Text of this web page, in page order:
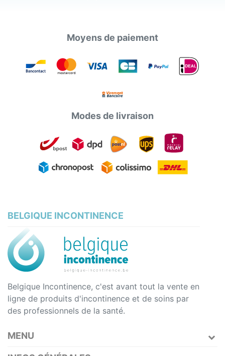
Moyens de paiement
Modes de livraison
BELGIQUE INCONTINENCE
Belgique Incontinence, c'est avant tout la vente en
ligne de produits d'incontinence et de soins par
des professionnels de la santé.
MENU